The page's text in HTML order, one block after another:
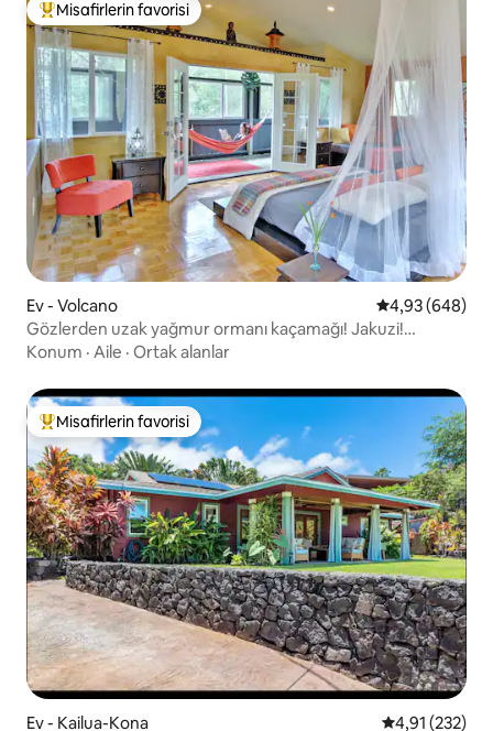
Misafirlerin favorilerinden en beğenilenler arasında
Misafirlerin favorisi
Ev - Volcano 5 üzerinden
4,93 (648)
Gözlerden uzak yağmur ormanı kaçamağı! Jakuzi!
Yanardağ!
Konum · Aile · Ortak alanlar
Misafirlerin favorilerinden en beğenilenler arasında
Misafirlerin favorisi
Ev - Kailua-Kona 5 üzerinden
4,91 (232)